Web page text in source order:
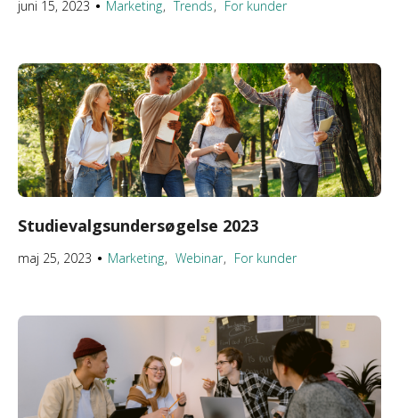
juni 15, 2023 ● Marketing Trends For kunder
Studievalgsundersøgelse 2023
maj 25, 2023 ● Marketing Webinar For kunder